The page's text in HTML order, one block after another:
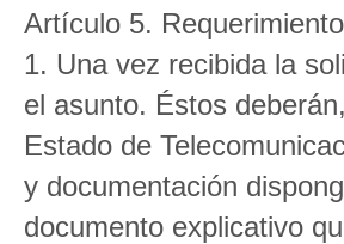
Artículo 5.
1. Una vez recibida la
el asunto. Éstos
Estado de
y documentación
documento explicativo